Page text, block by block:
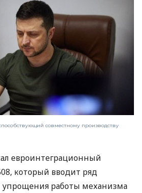
совместному производству
евроинтеграционный
который вводит ряд
упрощения работы механизма